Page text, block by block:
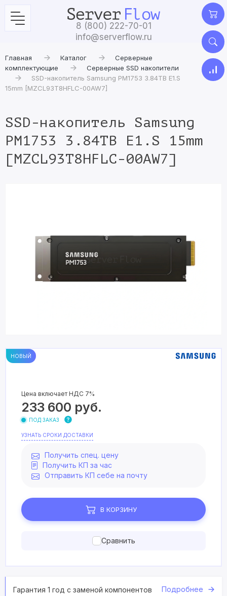
8 (800) 222-70-01
info@serverflow.ru
Главная Каталог
Серверные
комплектующие
Серверные SSD накопители
SSD-накопитель Samsung PM1753 3.84TB E1.S
15mm [MZCL93T8HFLC-00AW7]
SSD-накопитель Samsung
PM1753 3.84TB E1.S 15mm
[MZCL93T8HFLC-00AW7]
НОВЫЙ
Цена включает НДС 7%
233 600 руб.
ПОД ЗАКАЗ
УЗНАТЬ СРОКИ ДОСТАВКИ
Получить спец. цену
Получить КП за час
Отправить КП себе на почту
В КОРЗИНУ
Сравнить
Гарантия 1 год с заменой компонентов Подробнее